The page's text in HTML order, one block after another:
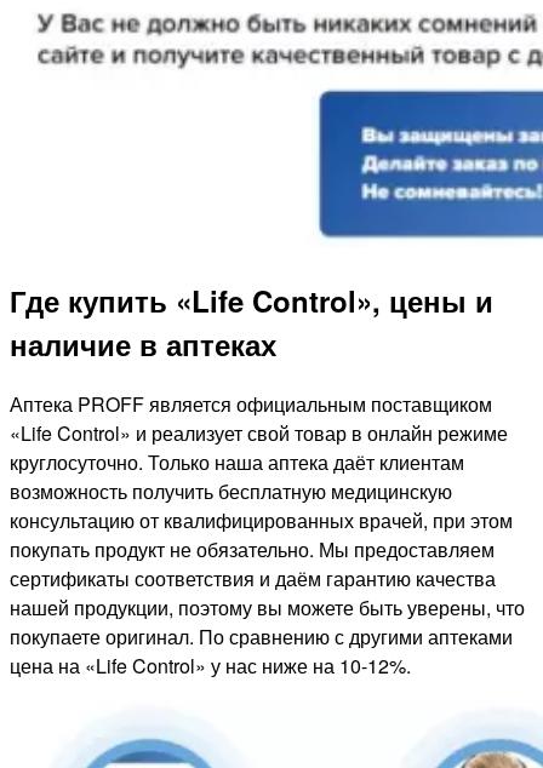
Где купить «Life Control», цены и
наличие в аптеках
Аптека PROFF является официальным поставщиком
«Life Control» и реализует свой товар в онлайн режиме
круглосуточно. Только наша аптека даёт клиентам
возможность получить бесплатную медицинскую
консультацию от квалифицированных врачей, при этом
покупать продукт не обязательно. Мы предоставляем
сертификаты соответствия и даём гарантию качества
нашей продукции, поэтому вы можете быть уверены, что
покупаете оригинал. По сравнению с другими аптеками
цена на «Life Control» у нас ниже на 10-12%.